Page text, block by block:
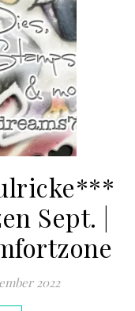
Sept. |
2022